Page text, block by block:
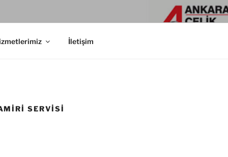
İletişim
SERVISI